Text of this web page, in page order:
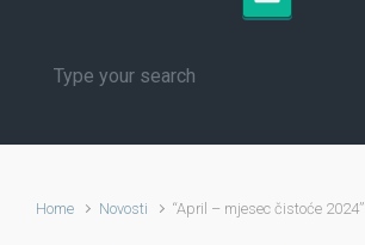
Home Novosti “April – mjesec čistoće 2024”